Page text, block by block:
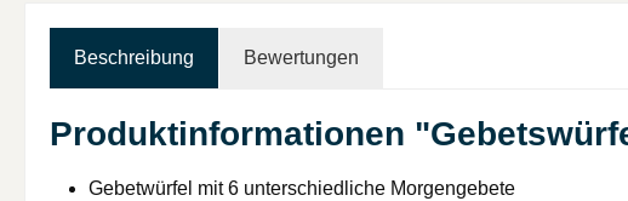
Beschreibung Bewertungen
Produktinformationen
Gebetwürfel mit 6 unterschiedliche Morgengebete